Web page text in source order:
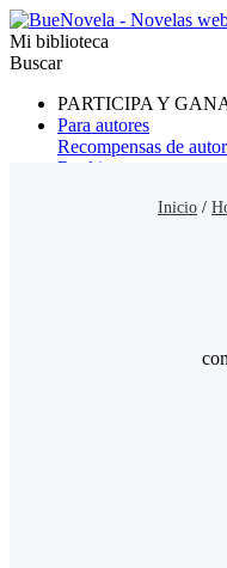
Mi biblioteca
Buscar
PARTICIPA Y
Para autores
Recompensas de
Ranking
Inicio /